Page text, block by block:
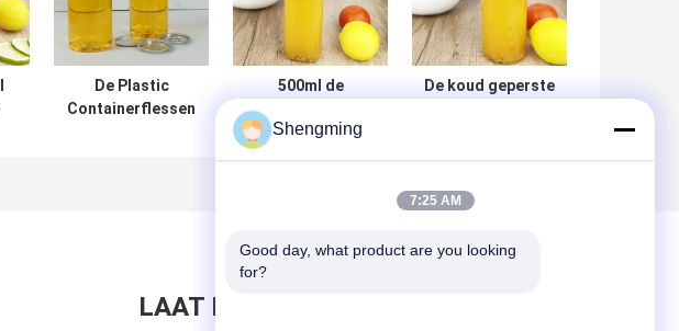
De Plastic
Containerflessen
500ml de
Vierkante Plastic
Flessen van de
voedselrang voor
De koud geperste
LAAT BERICHT ACHTER
Shengming
7:25 AM
Good day, what product are you looking
for?